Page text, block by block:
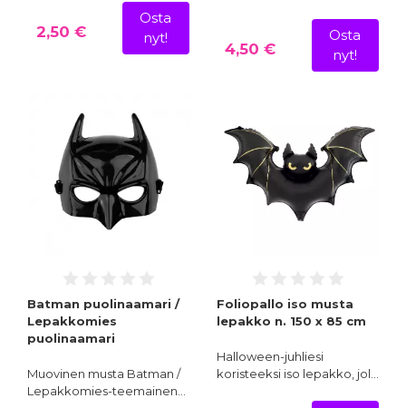
2,50 €
Osta
nyt!
4,50 €
Osta
nyt!
Batman puolinaamari /
Lepakkomies
puolinaamari
Muovinen musta Batman /
Lepakkomies-teemainen…
Foliopallo iso musta
lepakko n. 150 x 85 cm
Halloween-juhliesi
koristeeksi iso lepakko, jol…